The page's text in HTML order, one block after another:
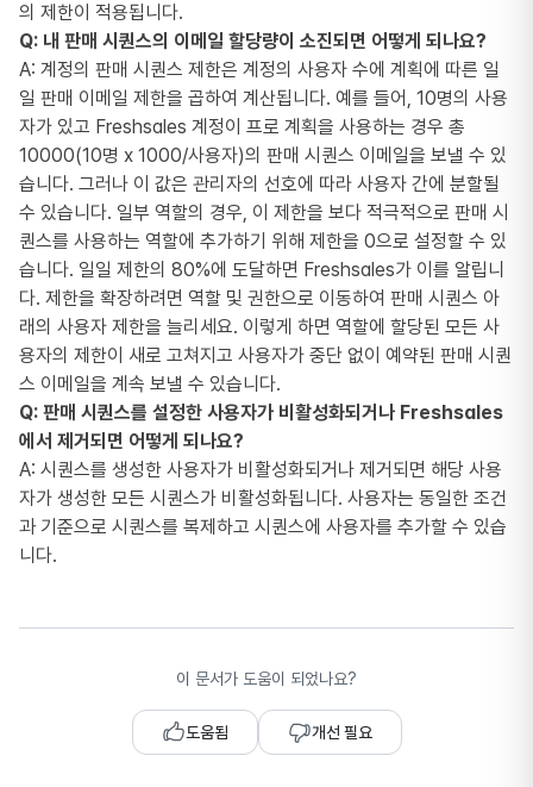
의 제한이 적용됩니다.
Q: 내 판매 시퀀스의 이메일 할당량이 소진되면 어떻게 되나요?
A: 계정의 판매 시퀀스 제한은 계정의 사용자 수에 계획에 따른 일
일 판매 이메일 제한을 곱하여 계산됩니다. 예를 들어, 10명의 사용
자가 있고 Freshsales 계정이 프로 계획을 사용하는 경우 총
10000(10명 x 1000/사용자)의 판매 시퀀스 이메일을 보낼 수 있
습니다. 그러나 이 값은 관리자의 선호에 따라 사용자 간에 분할될
수 있습니다. 일부 역할의 경우, 이 제한을 보다 적극적으로 판매 시
퀀스를 사용하는 역할에 추가하기 위해 제한을 0으로 설정할 수 있
습니다. 일일 제한의 80%에 도달하면 Freshsales가 이를 알립니
다. 제한을 확장하려면 역할 및 권한으로 이동하여 판매 시퀀스 아
래의 사용자 제한을 늘리세요. 이렇게 하면 역할에 할당된 모든 사
용자의 제한이 새로 고쳐지고 사용자가 중단 없이 예약된 판매 시퀀
스 이메일을 계속 보낼 수 있습니다.
Q: 판매 시퀀스를 설정한 사용자가 비활성화되거나 Freshsales
에서 제거되면 어떻게 되나요?
A: 시퀀스를 생성한 사용자가 비활성화되거나 제거되면 해당 사용
자가 생성한 모든 시퀀스가 비활성화됩니다. 사용자는 동일한 조건
과 기준으로 시퀀스를 복제하고 시퀀스에 사용자를 추가할 수 있습
니다.
이 문서가 도움이 되었나요?
도움됨 개선 필요